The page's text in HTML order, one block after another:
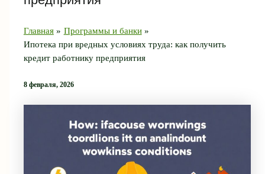
Главная
Программы и банки
Ипотека при вредных условиях труда: как получить
кредит работнику предприятия
8 февраля, 2026